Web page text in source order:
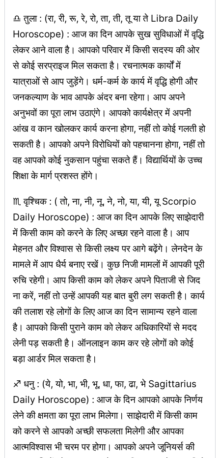
♎ तुला : (रा, री, रू, रे, रो, ता, ती, तू या ते Libra Daily
Horoscope) : आज का दिन आपके सुख सुविधाओं में वृद्धि
लेकर आने वाला है। आपको परिवार में किसी सदस्य की ओर
से कोई सरप्राइज मिल सकता है। रचनात्मक कार्यों में
यात्राओं से आप जुड़ेंगे। धर्म-कर्म के कार्य में वृद्धि होगी और
जनकल्याण के भाव आपके अंदर बना रहेगा। आप अपने
अनुभवों का पूरा लाभ उठाएंगे। आपको कार्यक्षेत्र में अपनी
आंख व कान खोलकर कार्य करना होगा, नहीं तो कोई गलती हो
सकती है। आपको अपने विरोधियों को पहचानना होगा, नहीं तो
वह आपको कोई नुकसान पहुंचा सकते हैं। विद्यार्थियों के उच्च
शिक्षा के मार्ग प्रशस्त होंगे।
♏ वृश्चिक : ( तो, ना, नी, नू, ने, नो, या, यी, यू Scorpio
Daily Horoscope) : आज का दिन आपके लिए साझेदारी
में किसी काम को करने के लिए अच्छा रहने वाला है। आप
मेहनत और विश्वास से किसी लक्ष्य पर आगे बढ़ेंगे। लेनदेन के
मामले में आप धैर्य बनाए रखें। कुछ निजी मामलों में आपकी पूरी
रुचि रहेगी। आप किसी काम को लेकर अपने पिताजी से जिद
ना करें, नहीं तो उन्हें आपकी यह बात बुरी लग सकती है। कार्य
की तलाश रहे लोगों के लिए आज का दिन सामान्य रहने वाला
है। आपको किसी पुराने काम को लेकर अधिकारियों से मदद
लेनी पड़ सकती है। ऑनलाइन काम कर रहे लोगों को कोई
बड़ा आर्डर मिल सकता है।
♐ धनु : (ये, यो, भा, भी, भू, धा, फा, ढा, भे Sagittarius
Daily Horoscope) : आज के दिन आपको आपके निर्णय
लेने की क्षमता का पूरा लाभ मिलेगा। साझेदारी में किसी काम
को करने से आपको अच्छी सफलता मिलेगी और आपका
आत्मविश्वास भी चरम पर होगा। आपको अपने जूनियर्स की